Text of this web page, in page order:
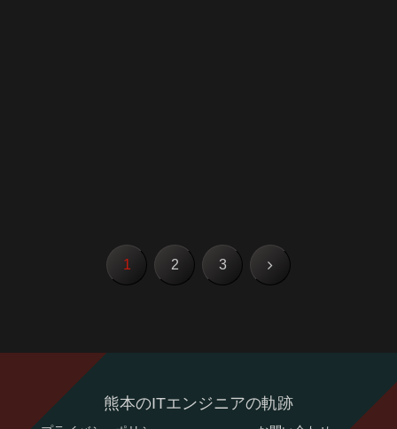
1 2 3 次
熊本のITエンジニアの軌跡